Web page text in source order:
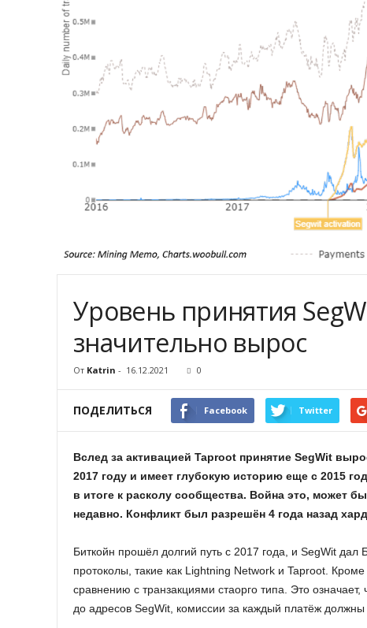
Уровень принятия
значительно вырос
От Katrin - 16.12.2021 0
ПОДЕЛИТЬСЯ Facebook Twitter
Вслед за активацией Taproot принятие SegWit
2017 году и имеет глубокую историю еще с 2015
в итоге к расколу сообщества. Война это, может
недавно. Конфликт был разрешён 4 года назад
Биткойн прошёл долгий путь с 2017 года, и SegWit
протоколы, такие как Lightning Network и Taproot.
сравнению с транзакциями стаорго типа. Это
до адресов SegWit, комиссии за каждый платёж должны